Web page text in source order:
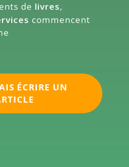
de livres,
commencent
ÉCRIRE UN